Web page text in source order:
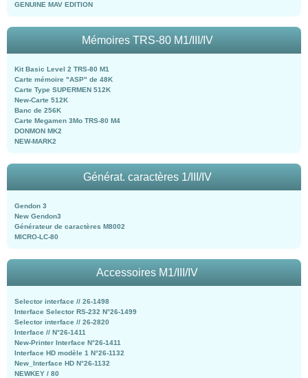
GENUINE MAV EDITION
Mémoires TRS-80 M1/III/IV
Kit Basic Level 2 TRS-80 M1
Carte mémoire "ASP" de 48K
Carte Type SUPERMEN 512K
New-Carte 512K
Banc de 256K
Carte Megamen 3Mo TRS-80 M4
DONMON MK2
NEW-MARK2
Générat. caractères 1/III/IV
Gendon 3
New Gendon3
Générateur de caractères M8002
MICRO-LC-80
Accessoires M1/III/IV
Selector interface // 26-1498
Interface Selector RS-232 N°26-1499
Selector interface // 26-2820
Interface // N°26-1411
New-Printer Interface N°26-1411
Interface HD modèle 1 N°26-1132
New_Interface HD N°26-1132
NEWKEY / 80